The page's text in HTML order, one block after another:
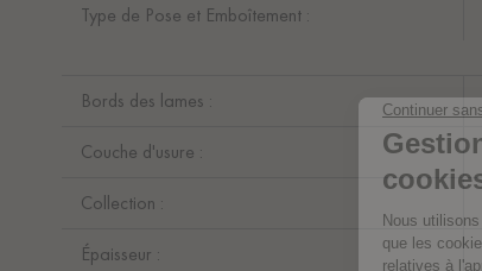
Type de Pose et Emboîtement :
Bords des lames :
Couche d'usure :
Collection :
Épaisseur :